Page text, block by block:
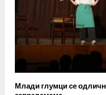
Млади глумци се